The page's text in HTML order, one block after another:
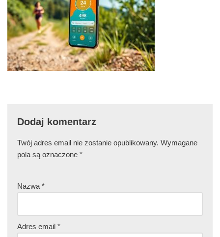
Dodaj komentarz
Twój adres email nie zostanie opublikowany. Wymagane
pola są oznaczone *
Nazwa *
Adres email *